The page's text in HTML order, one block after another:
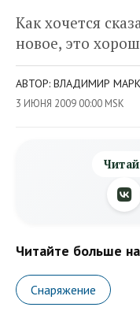
Как хочется
новое, это
АВТОР: ВЛАДИМИР
3 ИЮНЯ 2009 00:00 MSK
Читайте больше
Снаряжение